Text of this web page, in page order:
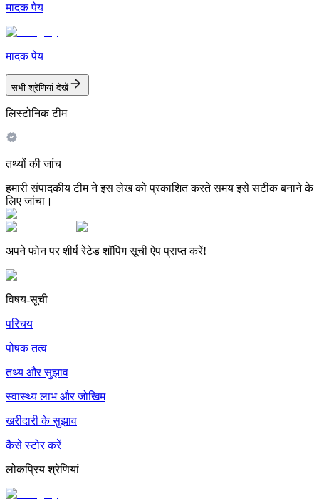
मादक पेय
मादक पेय
सभी श्रेणियां देखें
लिस्टोनिक टीम
तथ्यों की जांच
हमारी संपादकीय टीम ने इस लेख को प्रकाशित करते समय इसे सटीक बनाने के
लिए जांचा।
अपने फोन पर शीर्ष रेटेड शॉपिंग सूची ऐप प्राप्त करें!
विषय-सूची
परिचय
पोषक तत्व
तथ्य और सुझाव
स्वास्थ्य लाभ और जोखिम
खरीदारी के सुझाव
कैसे स्टोर करें
लोकप्रिय श्रेणियां